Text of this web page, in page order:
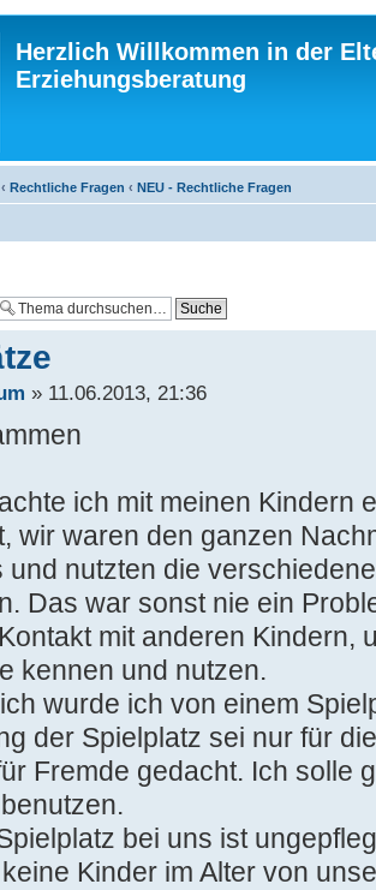
Herzlich Willkommen in der
Erziehungsberatung
‹ Rechtliche Fragen ‹ NEU - Rechtliche Fragen
» 11.06.2013, 21:36
ich mit meinen Kindern
wir waren den ganzen
und nutzten die
Das war sonst nie ein
mit anderen Kindern,
kennen und nutzen.
wurde ich von einem
der Spielplatz sei nur für
Fremde gedacht. Ich solle
bei uns ist
Kinder im Alter von